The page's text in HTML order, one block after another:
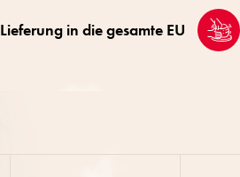
Lieferung in die gesamte EU